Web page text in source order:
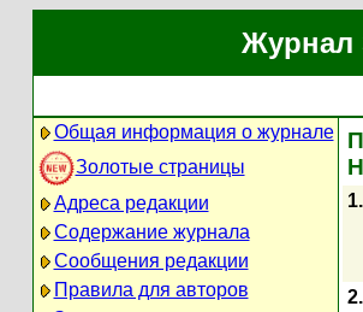
Журнал
Общая информация о журнале
Золотые страницы
Адреса редакции
Содержание журнала
Сообщения редакции
Правила для авторов
1.
2.